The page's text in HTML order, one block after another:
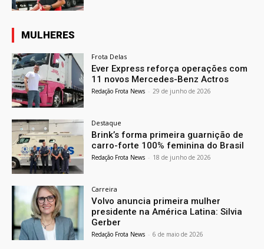
MULHERES
Frota Delas
Ever Express reforça operações com
11 novos Mercedes-Benz Actros
Redação Frota News - 29 de junho de 2026
Destaque
Brink’s forma primeira guarnição de
carro-forte 100% feminina do Brasil
Redação Frota News - 18 de junho de 2026
Carreira
Volvo anuncia primeira mulher
presidente na América Latina: Silvia
Gerber
Redação Frota News - 6 de maio de 2026